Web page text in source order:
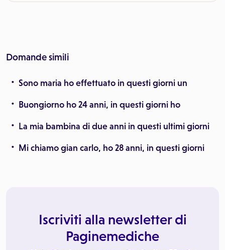
Domande simili
Sono maria ho effettuato in questi giorni un
Buongiorno ho 24 anni, in questi giorni ho
La mia bambina di due anni in questi ultimi giorni
Mi chiamo gian carlo, ho 28 anni, in questi giorni
Iscriviti alla newsletter di
Paginemediche